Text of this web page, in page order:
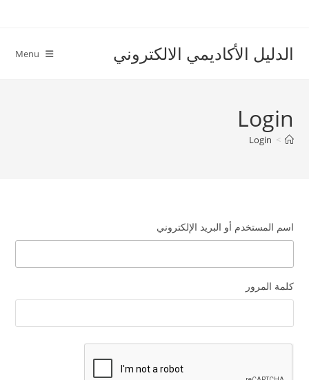
الدليل الأكاديمي الالكتروني Menu
Login
>
Login
اسم المستخدم أو البريد الإلكتروني
كلمة المرور